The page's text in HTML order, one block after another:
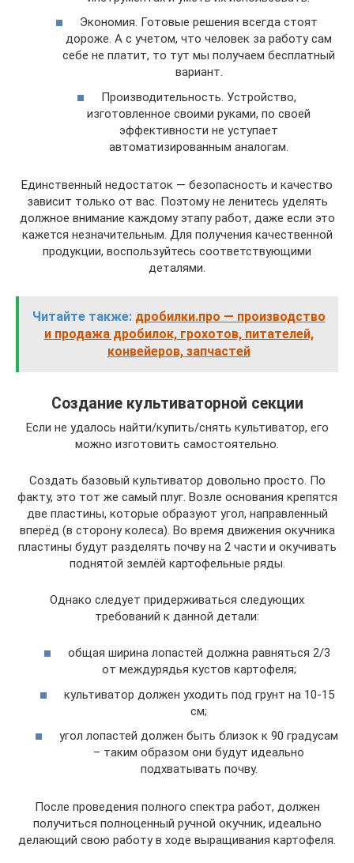
Экономия. Готовые решения всегда стоят
дороже. А с учетом, что человек за работу сам
себе не платит, то тут мы получаем бесплатный
вариант.
Производительность. Устройство,
изготовленное своими руками, по своей
эффективности не уступает
автоматизированным аналогам.
Единственный недостаток — безопасность и качество
зависит только от вас. Поэтому не ленитесь уделять
должное внимание каждому этапу работ, даже если это
кажется незначительным. Для получения качественной
продукции, воспользуйтесь соответствующими
деталями.
Читайте также: дробилки.про — производство
и продажа дробилок, грохотов, питателей,
конвейеров, запчастей
Создание культиваторной секции
Если не удалось найти/купить/снять культиватор, его
можно изготовить самостоятельно.
Создать базовый культиватор довольно просто. По
факту, это тот же самый плуг. Возле основания крепятся
две пластины, которые образуют угол, направленный
вперёд (в сторону колеса). Во время движения окучника
пластины будут разделять почву на 2 части и окучивать
поднятой землёй картофельные ряды.
Однако следует придерживаться следующих
требований к данной детали:
общая ширина лопастей должна равняться 2/3
от междурядья кустов картофеля;
культиватор должен уходить под грунт на 10-15
см;
угол лопастей должен быть близок к 90 градусам
– таким образом они будут идеально
подхватывать почву.
После проведения полного спектра работ, должен
получиться полноценный ручной окучник, идеально
делающий свою работу в ходе выращивания картофеля.